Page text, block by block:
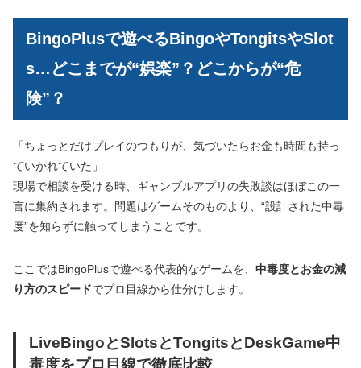
BingoPlusで遊べるBingoやTongitsやSlot
s…どこまでが“娯楽”？どこからが“危
険”？
「ちょっとだけプレイのつもりが、気づいたらお金も時間も持っ
ていかれていた」
現場で相談を受ける時、ギャンブルアプリの失敗談はほぼこの一
言に集約されます。問題はゲームそのものより、“設計された中毒
度”を知らずに触ってしまうことです。
ここではBingoPlusで遊べる代表的なゲームを、 中毒度とお金の減
り方のスピードでプロ目線から仕分けします。
LiveBingoとSlotsとTongitsとDeskGame中
毒度をプロ目線で徹底比較